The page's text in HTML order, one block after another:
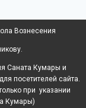
Вознесения
Саната Кумары и
посетителей сайта.
при указании
Кумары)